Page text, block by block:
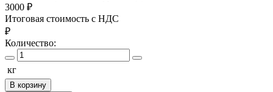
3000 ₽
Итоговая стоимость с НДС
₽
Количество:
кг
В корзину